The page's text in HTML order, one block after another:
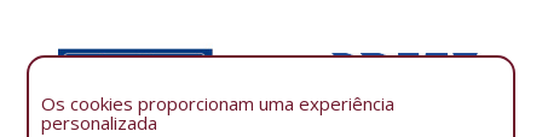
Os cookies proporcionam uma experiência
personalizada